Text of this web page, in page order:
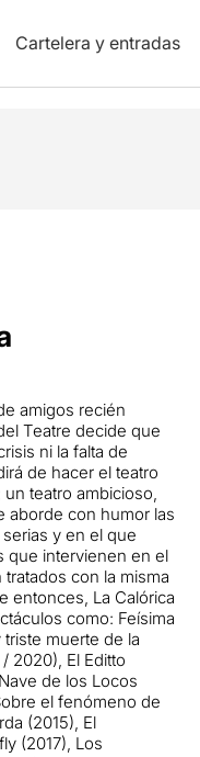
Cartelera y entradas
amigos recién
Teatre decide que
ni la falta de
de hacer el teatro
teatro ambicioso,
aborde con humor las
y en el que
que intervienen en el
con la misma
entonces, La Calórica
como: Feísima
muerte de la
2020), El Editto
de los Locos
el fenómeno de
(2015), El
(2017), Los